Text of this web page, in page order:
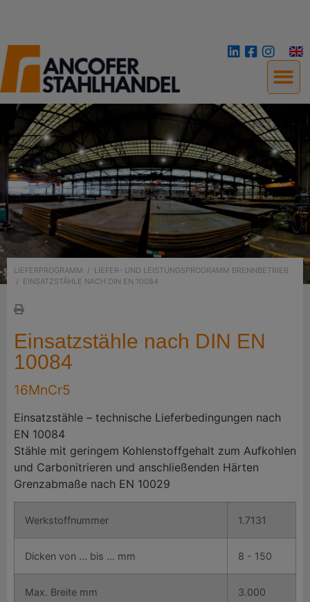
LIEFERPROGRAMM / LIEFER- UND LEISTUNGSPROGRAMM BRENNBETRIEB
/ EINSATZSTÄHLE NACH DIN EN 10084
Einsatzstähle nach DIN EN
10084
16MnCr5
Einsatzstähle – technische Lieferbedingungen nach
EN 10084
Stähle mit geringem Kohlenstoffgehalt zum Aufkohlen
und Carbonitrieren und anschließenden Härten
Grenzabmaße nach EN 10029
Werkstoffnummer 1.7131
Dicken von ... bis ... mm 8 - 150
Max. Breite mm 3.000